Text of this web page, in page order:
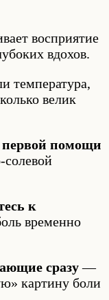
восприятие
вдохов.
температура,
велик
первой помощи
солевой
к
временно
сразу—
картину боли